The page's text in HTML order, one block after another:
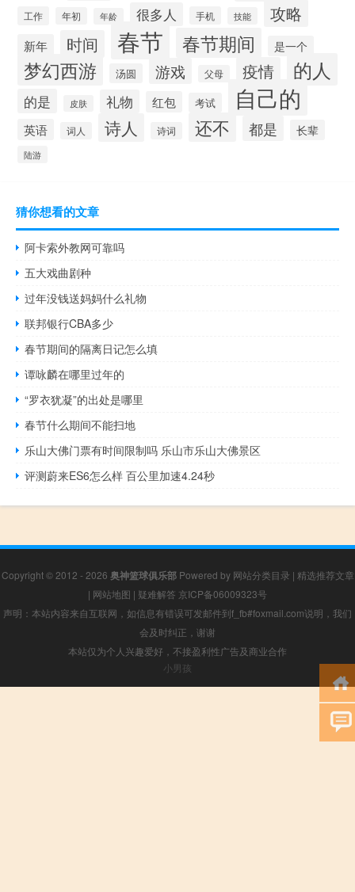
工作 年初 年龄 很多人 手机 技能 攻略
新年 时间 春节 春节期间 是一个
梦幻西游 汤圆 游戏 父母 疫情 的人
的是 皮肤 礼物 红包 考试 自己的
英语 词人 诗人 诗词 还不 都是 长辈
陆游
猜你想看的文章
阿卡索外教网可靠吗
五大戏曲剧种
过年没钱送妈妈什么礼物
联邦银行CBA多少
春节期间的隔离日记怎么填
谭咏麟在哪里过年的
“罗衣犹凝”的出处是哪里
春节什么期间不能扫地
乐山大佛门票有时间限制吗 乐山市乐山大佛景区
评测蔚来ES6怎么样 百公里加速4.24秒
Copyright © 2012 - 2026 奥神篮球俱乐部Powered by 网站分类目录 | 精选推荐文章
| 网站地图 | 疑难解答 京ICP备06009323号
声明：本站内容来自互联网，如信息有错误可发邮件到f_fb#foxmail.com说明，我们
会及时纠正，谢谢
本站仅为个人兴趣爱好，不接盈利性广告及商业合作
小男孩